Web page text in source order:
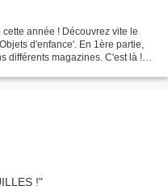
année ! Découvrez vite le
d'enfance'. En 1ère partie,
différents magazines. C'est là !